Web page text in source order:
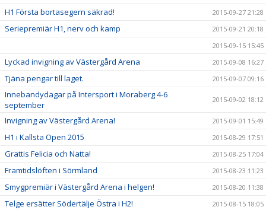
H1 Första bortasegern säkrad! 2015-09-27 21:28
Seriepremiär H1, nerv och kamp
2015-09-21 20:18
2015-09-15 15:45
Lyckad invigning av Västergård Arena 2015-09-08 16:27
Tjäna pengar till laget. 2015-09-07 09:16
Innebandydagar på Intersport i Moraberg 4-6
september
2015-09-02 18:12
Invigning av Västergård Arena! 2015-09-01 15:49
H1 i Kallsta Open 2015 2015-08-29 17:51
Grattis Felicia och Natta! 2015-08-25 17:04
Framtidslöften i Sörmland 2015-08-23 11:23
Smygpremiär i Västergård Arena i helgen! 2015-08-20 11:38
Telge ersätter Södertälje Östra i H2! 2015-08-15 18:05